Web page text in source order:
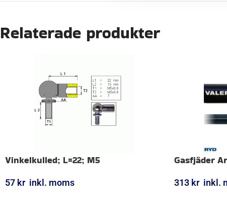
Relaterade produkter
Vinkelkulled; L=22; M5
57 kr inkl. moms
Gasfjäder
313 kr inkl.